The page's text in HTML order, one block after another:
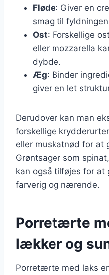
Fløde: Giver en
smag til
Ost: Forskellige
eller mozzarella
dybde.
Æg: Binder
giver en let
Derudover kan man
forskellige
eller muskatnød for at
Grøntsager som
kan også tilføjes for at
farverig og nærende.
Porretærte
lækker og
Porretærte med laks